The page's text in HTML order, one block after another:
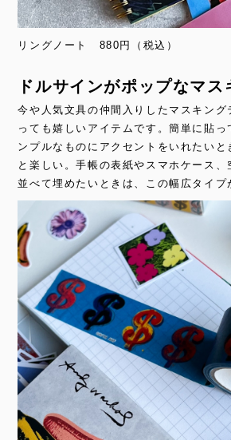
リングノート 880円（税込）
ドルサインがポップなマ
今や人気文具の仲間入りしたマスキング
っても嬉しいアイテムです。簡単に貼っ
ンプルなものにアクセントをいれたいと
と楽しい。手帳の表紙やスマホケース、
並べて埋めたいときは、この幅広タイプ